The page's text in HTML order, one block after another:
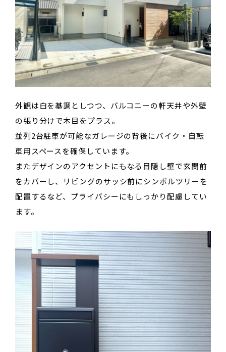
外観は白を基調としつつ、バルコニーの軒天井や外壁
の張り分けで木目をプラス。
並列2台駐車が可能なガレージの背後にバイク・自転
車用スペースを確保しています。
またデザインのアクセントにもなる目隠し壁で玄関前
をカバーし、リビングのサッシ前にシンボルツリーを
配置するなど、プライバシーにもしっかり配慮してい
ます。